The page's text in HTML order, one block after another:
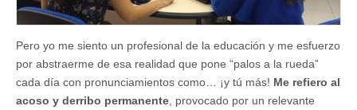
Pero yo me siento un profesional de la educación y me esfuerzo
por abstraerme de esa realidad que pone “palos a la rueda”
cada día con pronunciamientos como… ¡y tú más! Me refiero al
acoso y derribo permanente , provocado por un relevante